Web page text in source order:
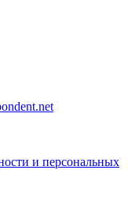
и персональных